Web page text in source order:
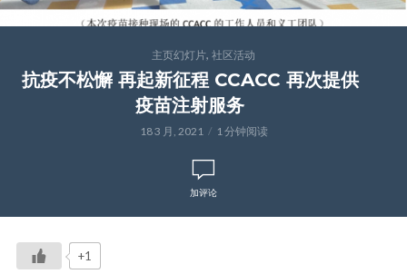
主页幻灯片, 社区活动
抗疫不松懈 再起新征程 CCACC 再次提供
疫苗注射服务
18 3 月, 2021 1 分钟阅读
加评论
+1